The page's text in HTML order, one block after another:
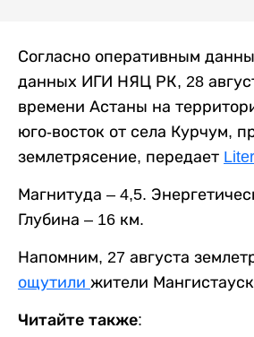
Согласно оперативным
данных ИГИ НЯЦ РК, 28
времени Астаны на
юго-восток от села Курчум,
землетрясение, передает
Магнитуда – 4,5.
Глубина – 16 км.
Напомним, 27 августа
ощутили жители
Читайте также: